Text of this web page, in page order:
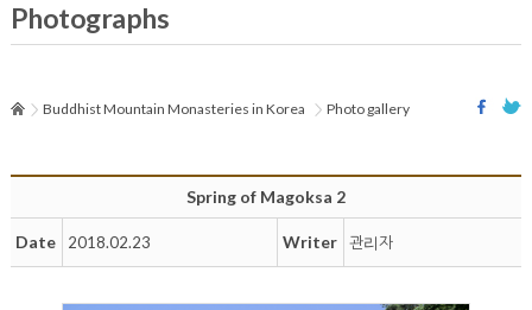
Photographs
Buddhist Mountain Monasteries in Korea Photo gallery
Spring of Magoksa 2
Date 2018.02.23 Writer 관리자